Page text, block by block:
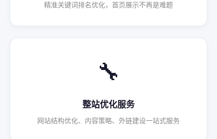
精准关键词排名优化，首页展示不再是难题
🔧
整站优化服务
网站结构优化、内容策略、外链建设一站式服务